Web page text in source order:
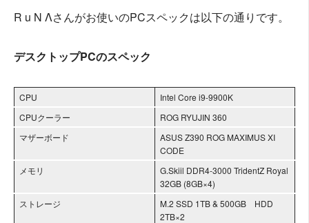
R u N Λさんがお使いのPCスペックは以下の通りです。
デスクトップPCのスペック
CPU
Intel Core i9-9900K
CPUクーラー
ROG RYUJIN 360
マザーボード
ASUS Z390 ROG MAXIMUS XI
CODE
メモリ
G.Skiil DDR4-3000 TridentZ Royal
32GB (8GB×4)
ストレージ
M.2 SSD 1TB & 500GB HDD
2TB×2